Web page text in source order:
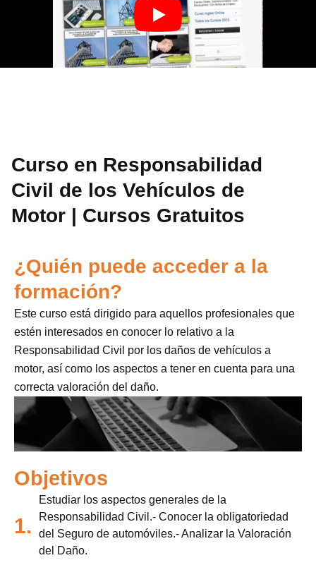
Curso en Responsabilidad
Civil de los Vehículos de
Motor | Cursos Gratuitos
¿Quién puede acceder a la
formación?
Este curso está dirigido para aquellos profesionales que
estén interesados en conocer lo relativo a la
Responsabilidad Civil por los daños de vehículos a
motor, así como los aspectos a tener en cuenta para una
correcta valoración del daño.
Objetivos
1.
Estudiar los aspectos generales de la
Responsabilidad Civil.- Conocer la obligatoriedad
del Seguro de automóviles.- Analizar la Valoración
del Daño.